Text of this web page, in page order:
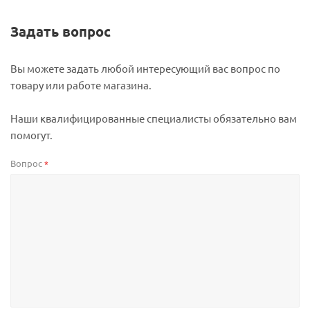
Задать вопрос
Вы можете задать любой интересующий вас вопрос по
товару или работе магазина.
Наши квалифицированные специалисты обязательно вам
помогут.
Вопрос*